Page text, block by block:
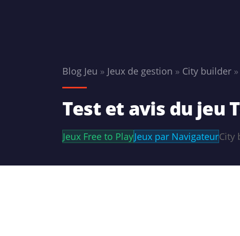
Blog Jeu » Jeux de gestion » City builder »
Test et avis du jeu
Jeux Free to PlayJeux par NavigateurCity